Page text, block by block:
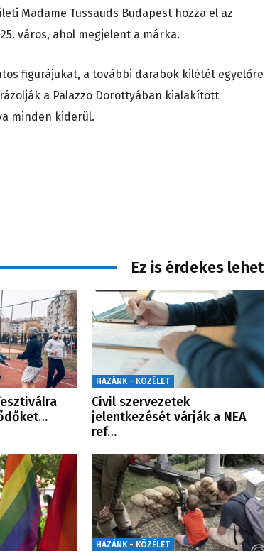
Madame Tussauds Budapest hozza el az
város, ahol megjelent a márka.
figurájukat, a további darabok kilétét egyelőre
a Palazzo Dorottyában kialakított
minden kiderül.
Ez is érdekes lehet
HAZÁNK - KÖZÉLET
Civil szervezetek
jelentkezését várják a NEA
ref…
HAZÁNK - KÖZÉLET